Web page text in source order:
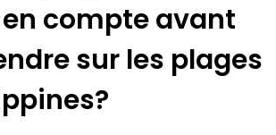
compte avant
sur les plages